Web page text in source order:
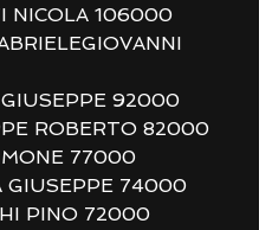
NICOLA 106000
92000
ROBERTO 82000
77000
GIUSEPPE 74000
PINO 72000